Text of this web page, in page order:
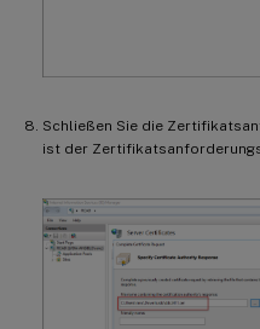
Schließen Sie die
ist der